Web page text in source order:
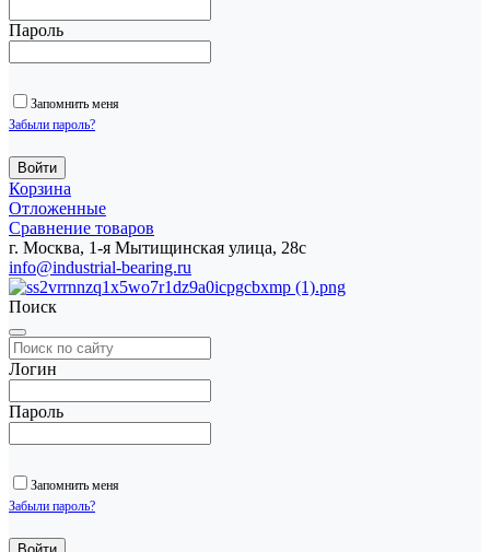
Пароль
Запомнить меня
Забыли пароль?
Корзина
Отложенные
Сравнение товаров
г. Москва, 1-я Мытищинская улица, 28с
info@industrial-bearing.ru
Поиск
Логин
Пароль
Запомнить меня
Забыли пароль?